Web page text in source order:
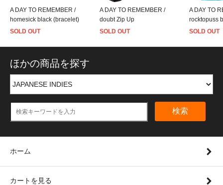
A DAY TO REMEMBER /
homesick black (bracelet)
SOLD OUT
A DAY TO REMEMBER /
doubt Zip Up
SOLD OUT
A DAY TO
rocktopuss
SOLD OUT
ほかの商品を探す
検索
ホーム
カートを見る